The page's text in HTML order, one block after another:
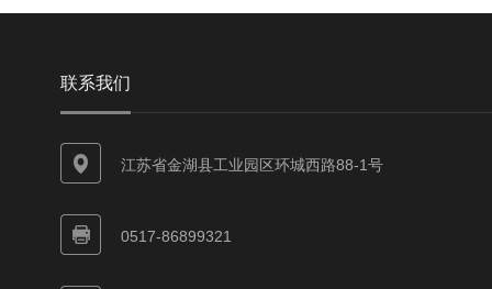
联系我们
江苏省金湖县工业园区环城西路88-1号
0517-86899321